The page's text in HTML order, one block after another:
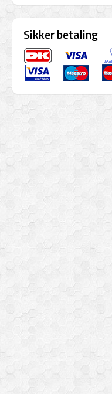
Sikker betaling